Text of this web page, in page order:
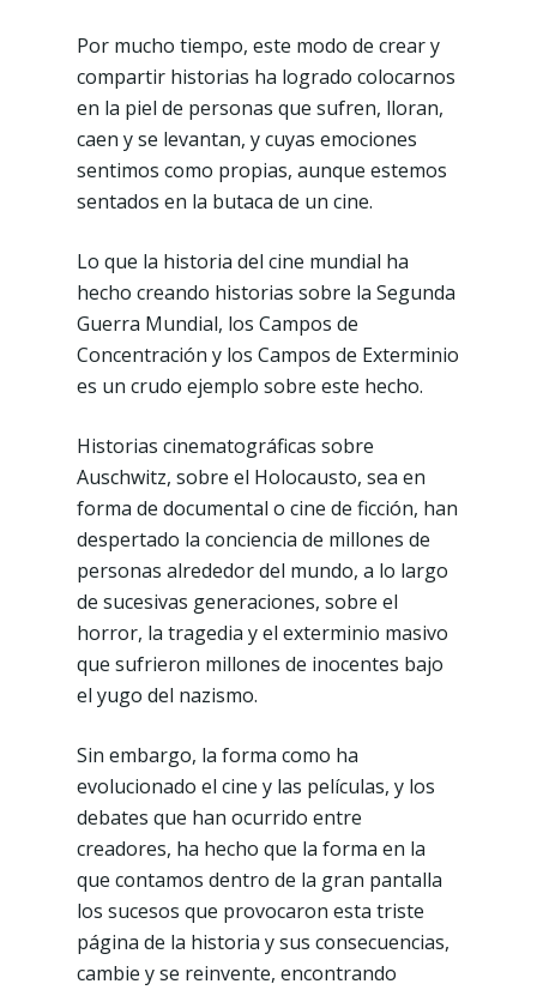
Por mucho tiempo, este modo de crear y
compartir historias ha logrado colocarnos
en la piel de personas que sufren, lloran,
caen y se levantan, y cuyas emociones
sentimos como propias, aunque estemos
sentados en la butaca de un cine.
Lo que la historia del cine mundial ha
hecho creando historias sobre la Segunda
Guerra Mundial, los Campos de
Concentración y los Campos de Exterminio
es un crudo ejemplo sobre este hecho.
Historias cinematográficas sobre
Auschwitz, sobre el Holocausto, sea en
forma de documental o cine de ficción, han
despertado la conciencia de millones de
personas alrededor del mundo, a lo largo
de sucesivas generaciones, sobre el
horror, la tragedia y el exterminio masivo
que sufrieron millones de inocentes bajo
el yugo del nazismo.
Sin embargo, la forma como ha
evolucionado el cine y las películas, y los
debates que han ocurrido entre
creadores, ha hecho que la forma en la
que contamos dentro de la gran pantalla
los sucesos que provocaron esta triste
página de la historia y sus consecuencias,
cambie y se reinvente, encontrando